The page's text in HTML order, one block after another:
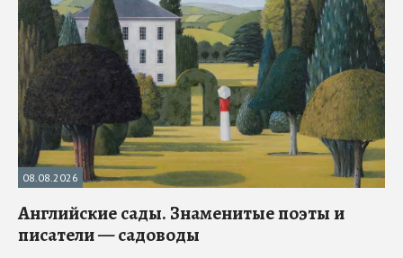
08.08.2026
Английские сады. Знаменитые поэты и
писатели — садоводы